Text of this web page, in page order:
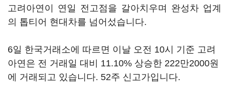
고려아연이 연일 전고점을 갈아치우며 완성차 업계
의 톱티어 현대차를 넘어섰습니다.
6일 한국거래소에 따르면 이날 오전 10시 기준 고려
아연은 전 거래일 대비 11.10% 상승한 222만2000원
에 거래되고 있습니다. 52주 신고가입니다.